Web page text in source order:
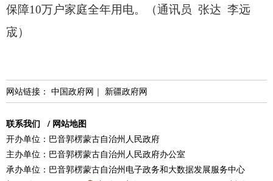
保障10万户家庭全年用电。
（通讯员 张达 李远
宬）
网站链接： 中国政府网 ｜ 新疆政府网
联系我们 / 网站地图
开办单位：巴音郭楞蒙古自治州人民政府
主办单位：巴音郭楞蒙古自治州人民政府办公室
承办单位：巴音郭楞蒙古自治州电子政务和大数据发展服务中心